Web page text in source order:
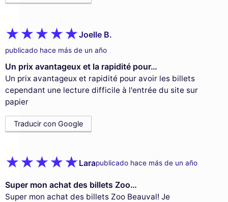
Joelle B.
publicado hace más de un año
Un prix avantageux et la rapidité pour…
Un prix avantageux et rapidité pour avoir les billets
cependant une lecture difficile à l'entrée du site sur
papier
Traducir con Google
Larapublicado hace más de un año
Super mon achat des billets Zoo…
Super mon achat des billets Zoo Beauval! Je